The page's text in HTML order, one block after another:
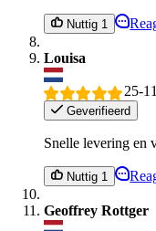
Nuttig 1
Louisa
25-
Geverifieerd
Snelle levering en
Nuttig 1
Geoffrey Rottger